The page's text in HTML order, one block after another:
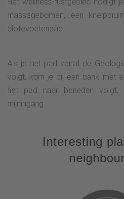
massagebomen, een
blotevoetenpad.
Als je het pad vanaf de
volgt, kom je bij een bank met
het pad naar beneden
mijningang.
Interesting